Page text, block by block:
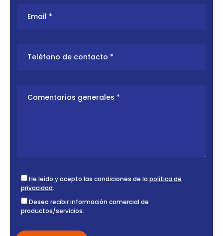
He leído y acepto las condiciones de la política de
privacidad.
Deseo recibir información comercial de
productos/servicios.